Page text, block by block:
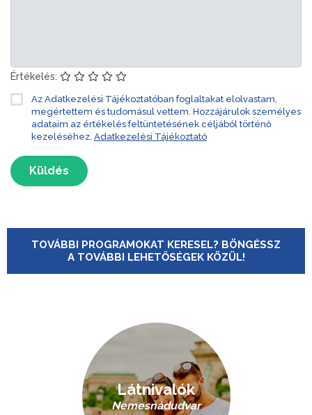
Értékelés:
Az Adatkezelési Tájékoztatóban foglaltakat elolvastam,
megértettem és tudomásul vettem. Hozzájárulok személyes
adataim az értékelés feltüntetésének céljából történő
kezeléséhez. Adatkezelési Tájékoztató
Küldés
TOVÁBBI PROGRAMOKAT KERESEL? BÖNGÉSSZ
A TOVÁBBI LEHETŐSÉGEK KÖZÜL!
Látnivalók
Nemesnádudvar